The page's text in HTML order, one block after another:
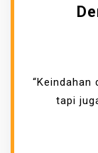
“Keindahan
tapi